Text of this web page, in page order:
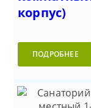
корпус)
ПОДРОБНЕЕ